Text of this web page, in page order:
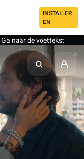
INSTALLER
EN
Ga naar de voettekst